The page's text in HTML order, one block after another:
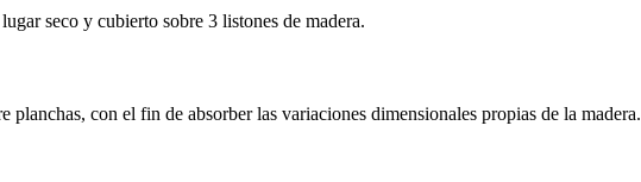
seco y cubierto sobre 3 listones de madera.
con el fin de absorber las variaciones dimensionales propias de la madera.